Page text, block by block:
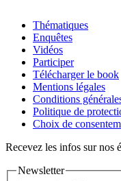
Thématiques
Enquêtes
Vidéos
Participer
Télécharger le book
Mentions légales
Conditions
Politique de
Choix de
Recevez les infos sur nos
Newsletter